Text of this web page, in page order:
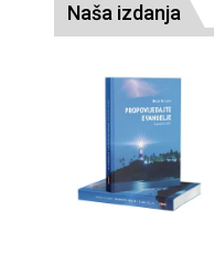
Naša izdanja